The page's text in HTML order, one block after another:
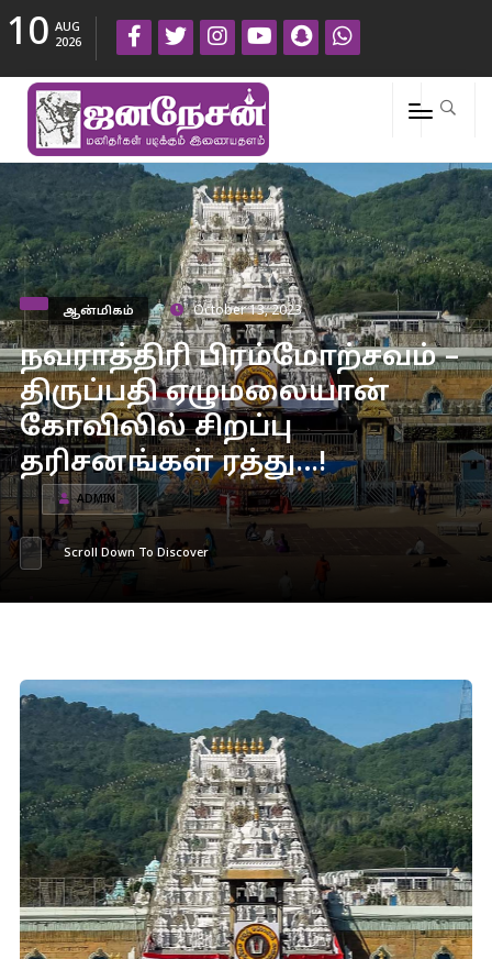
10 AUG
2026
ஆன்மிகம் October 13, 2023
நவராத்திரி பிரம்மோற்சவம் –
திருப்பதி ஏழுமலையான்
கோவிலில் சிறப்பு
தரிசனங்கள் ரத்து…!
ADMIN
Scroll Down To Discover